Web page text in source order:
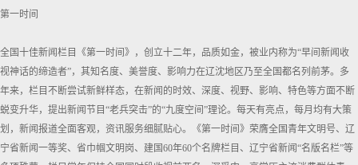
第一时间
全国十佳新闻栏目《第一时间》，创立十二年，品质如金，被业内称为“早间新闻收
视神话的缔造者”，其知名度、美誉度、影响力在辽沈地区乃至全国都名列前茅。多
年来，栏目不断尝试新鲜样态，在新闻的时效、深度、视野、影响、特色等方面不断
蜕变升华，提出新闻节目“老兵突击”的“九度空间”理论。每天有亮点，每月均有大策
划，新闻报道全面客观，资讯服务细腻贴心。《第一时间》荣膺全国青年文明号、辽
宁省新闻一等奖、省巾帼文明岗、建国60年60个名牌栏目、辽宁省新闻“名版名栏”等